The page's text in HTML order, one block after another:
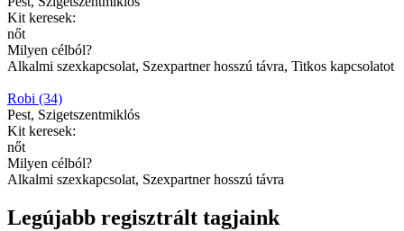
Kit keresek:
nőt
Milyen célból?
Alkalmi szexkapcsolat, Szexpartner hosszú távra, Titkos kapcsolatot
Robi (34)
Pest, Szigetszentmiklós
Kit keresek:
nőt
Milyen célból?
Alkalmi szexkapcsolat, Szexpartner hosszú távra
Legújabb regisztrált tagjaink